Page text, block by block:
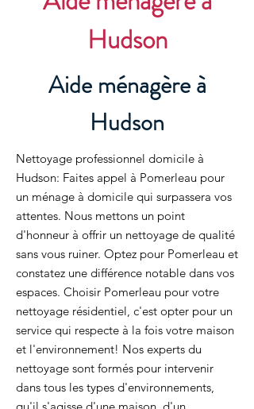
Hudson
Aide ménagère à
Hudson
Nettoyage professionnel domicile à
Hudson: Faites appel à Pomerleau pour
un ménage à domicile qui surpassera vos
attentes. Nous mettons un point
d'honneur à offrir un nettoyage de qualité
sans vous ruiner. Optez pour Pomerleau et
constatez une différence notable dans vos
espaces. Choisir Pomerleau pour votre
nettoyage résidentiel, c'est opter pour un
service qui respecte à la fois votre maison
et l'environnement! Nos experts du
nettoyage sont formés pour intervenir
dans tous les types d'environnements,